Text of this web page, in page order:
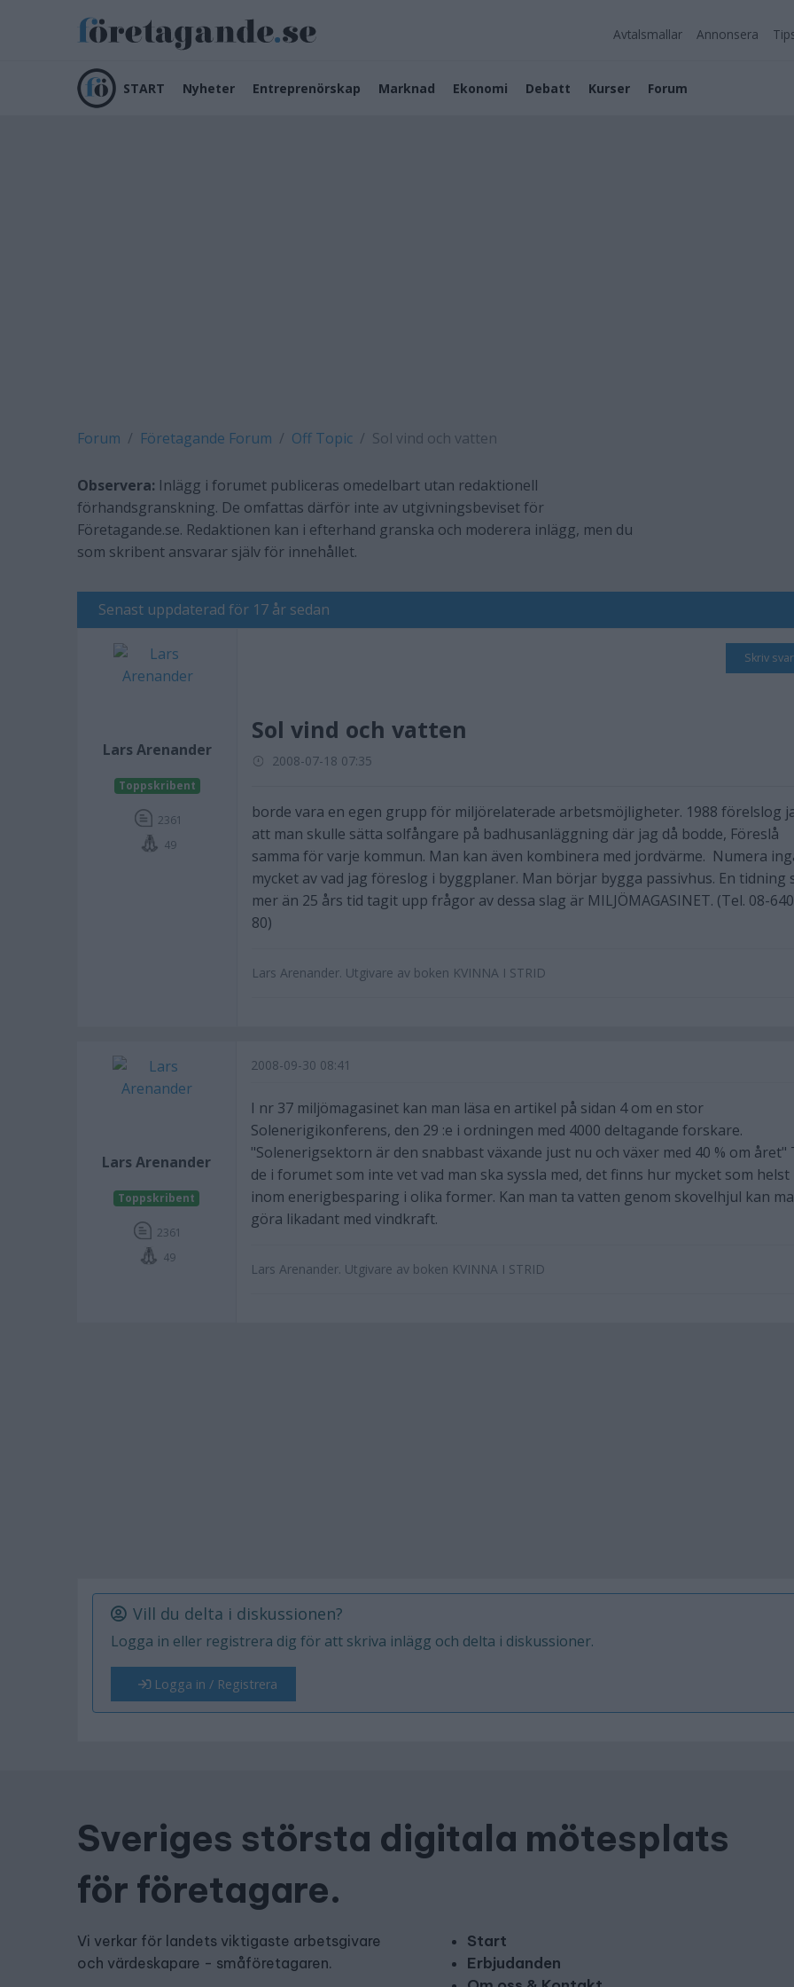
Avtalsmallar Annonsera
START Nyheter Entreprenörskap Marknad Ekonomi Debatt Kurser Forum
Forum Företagande Forum Off Topic Sol vind och vatten
Observera: Inlägg i forumet publiceras omedelbart utan redaktionell
förhandsgranskning. De omfattas därför inte av utgivningsbeviset för
Företagande.se. Redaktionen kan i efterhand granska och moderera inlägg, men du
som skribent ansvarar själv för innehållet.
Senast uppdaterad för 17 år sedan
Lars Arenander
Toppskribent
2361
49
Skriv svar
Sol vind och vatten
2008-07-18 07:35
borde vara en egen grupp för miljörelaterade arbetsmöjligheter. 1988 förelslog
att man skulle sätta solfångare på badhusanläggning där jag då bodde, Föreslå
samma för varje kommun. Man kan även kombinera med jordvärme. Numera
mycket av vad jag föreslog i byggplaner. Man börjar bygga passivhus. En tidning
mer än 25 års tid tagit upp frågor av dessa slag är MILJÖMAGASINET. (Tel. 08-
80)
Lars Arenander. Utgivare av boken KVINNA I STRID
Lars Arenander
Toppskribent
2361
49
2008-09-30 08:41
I nr 37 miljömagasinet kan man läsa en artikel på sidan 4 om en stor
Solenerigikonferens, den 29 :e i ordningen med 4000 deltagande forskare.
"Solenerigsektorn är den snabbast växande just nu och växer med 40 % om året"
de i forumet som inte vet vad man ska syssla med, det finns hur mycket som helst
inom enerigbesparing i olika former. Kan man ta vatten genom skovelhjul kan
göra likadant med vindkraft.
Lars Arenander. Utgivare av boken KVINNA I STRID
Vill du delta i diskussionen?
Logga in eller registrera dig för att skriva inlägg och delta i diskussioner.
Logga in / Registrera
Sveriges största digitala mötesplats
för företagare.
Vi verkar för landets viktigaste arbetsgivare
och värdeskapare - småföretagaren.
Start
Erbjudanden